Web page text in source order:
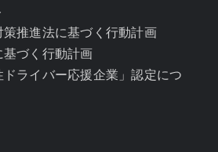
推進法に基づく行動計画
づく行動計画
ライバー応援企業」認定につ